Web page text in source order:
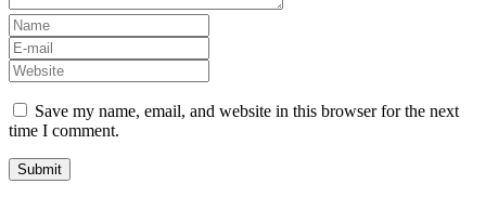
Save my name, email, and website in this browser for the next
time I comment.